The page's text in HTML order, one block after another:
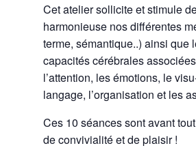
Cet atelier sollicite et stimule
harmonieuse nos différentes
terme, sémantique..) ainsi que
capacités cérébrales
l’attention, les émotions, le
langage, l’organisation et les
Ces 10 séances sont avant
de convivialité et de plaisir !